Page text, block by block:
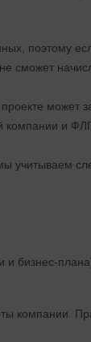
поэтому
сможет
компании и
учитываем
и бизнес-